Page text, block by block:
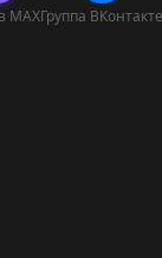
MAXГруппа ВКонтакте